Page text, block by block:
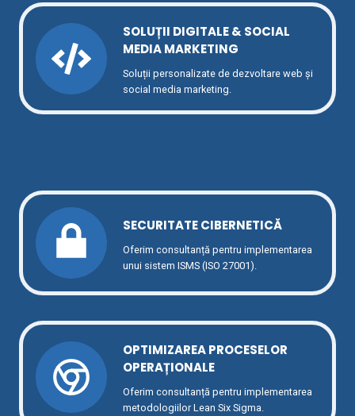
SOLUȚII DIGITALE& SOCIAL
MEDIA MARKETING
Soluții personalizate de dezvoltare web și
social media marketing.
SECURITATE CIBERNETICĂ
Oferim consultanță pentru implementarea
unui sistem ISMS (ISO 27001).
OPTIMIZAREA PROCESELOR
OPERAȚIONALE
Oferim consultanță pentru implementarea
metodologiilor Lean Six Sigma.